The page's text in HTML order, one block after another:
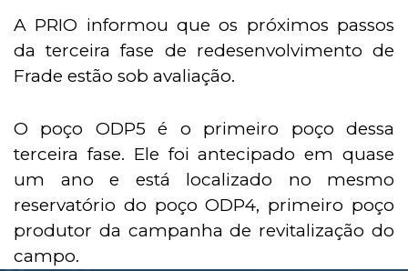
A PRIO informou que os próximos passos
da terceira fase de redesenvolvimento de
Frade estão sob avaliação.
O poço ODP5 é o primeiro poço dessa
terceira fase. Ele foi antecipado em quase
um ano e está localizado no mesmo
reservatório do poço ODP4, primeiro poço
produtor da campanha de revitalização do
campo.